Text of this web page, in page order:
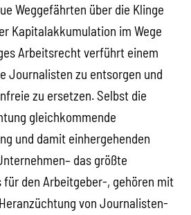
Weggefährten über die Klinge
Kapitalakkumulation im Wege
Arbeitsrecht verführt einem
Journalisten zu entsorgen und
zu ersetzen. Selbst die
gleichkommende
und damit einhergehenden
das größte
für den Arbeitgeber-, gehören mit
von Journalisten-